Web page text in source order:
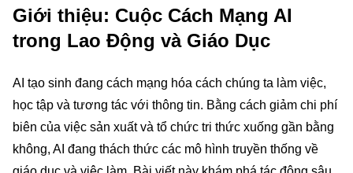
Giới thiệu: Cuộc Cách Mạng AI
trong Lao Động và Giáo Dục
AI tạo sinh đang cách mạng hóa cách chúng ta làm việc,
học tập và tương tác với thông tin. Bằng cách giảm chi phí
biên của việc sản xuất và tổ chức tri thức xuống gần bằng
không, AI đang thách thức các mô hình truyền thống về